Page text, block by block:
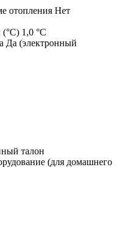
отопления Нет
(°С) 1,0 °С
Да (электронный
талон
(для домашнего